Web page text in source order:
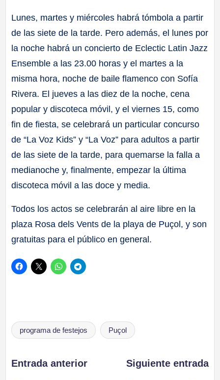
Lunes, martes y miércoles habrá tómbola a partir
de las siete de la tarde. Pero además, el lunes por
la noche habrá un concierto de Eclectic Latin Jazz
Ensemble a las 23.00 horas y el martes a la
misma hora, noche de baile flamenco con Sofía
Rivera. El jueves a las diez de la noche, cena
popular y discoteca móvil, y el viernes 15, como
fin de fiesta, se celebrará un particular concurso
de “La Voz Kids” y “La Voz” para adultos a partir
de las siete de la tarde, para quemarse la falla a
medianoche y, finalmente, empezar la última
discoteca móvil a las doce y media.
Todos los actos se celebrarán al aire libre en la
plaza Rosa dels Vents de la playa de Puçol, y son
gratuitas para el público en general.
Etiquetas:
programa de festejos Puçol
Navegación
Entrada anterior Siguiente entrada